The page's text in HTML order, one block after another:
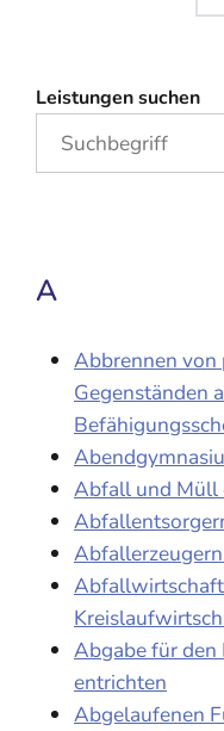
Leistungen suchen
A
Abbrennen von
Gegenständen
Abfall und Müll
Abgabe für
entrichten
Abgelaufenen